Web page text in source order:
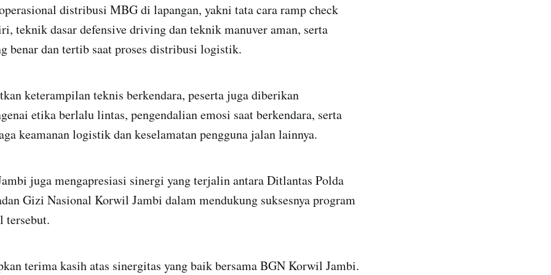
distribusi MBG di lapangan, yakni tata cara ramp check
teknik dasar defensive driving dan teknik manuver aman, serta
benar dan tertib saat proses distribusi logistik.
keterampilan teknis berkendara, peserta juga diberikan
etika berlalu lintas, pengendalian emosi saat berkendara, serta
keamanan logistik dan keselamatan pengguna jalan lainnya.
juga mengapresiasi sinergi yang terjalin antara Ditlantas Polda
Gizi Nasional Korwil Jambi dalam mendukung suksesnya program
tersebut.
terima kasih atas sinergitas yang baik bersama BGN Korwil Jambi.